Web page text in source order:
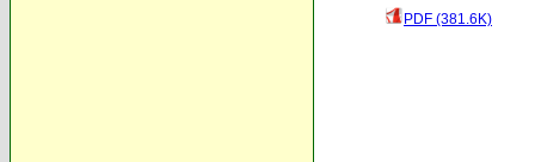
PDF (381.6K)